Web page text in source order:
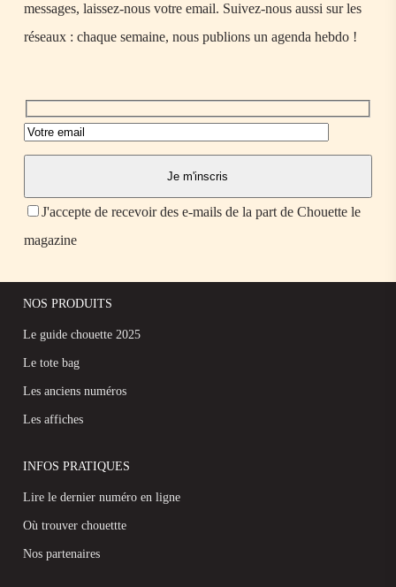
messages, laissez-nous votre email. Suivez-nous aussi sur les
réseaux : chaque semaine, nous publions un agenda hebdo !
J'accepte de recevoir des e-mails de la part de Chouette le
magazine
NOS PRODUITS
Le guide chouette 2025
Le tote bag
Les anciens numéros
Les affiches
INFOS PRATIQUES
Lire le dernier numéro en ligne
Où trouver chouettte
Nos partenaires